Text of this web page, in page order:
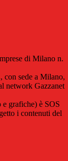
di Milano n.
con sede a Milano,
network Gazzanet
grafiche) è SOS
i contenuti del